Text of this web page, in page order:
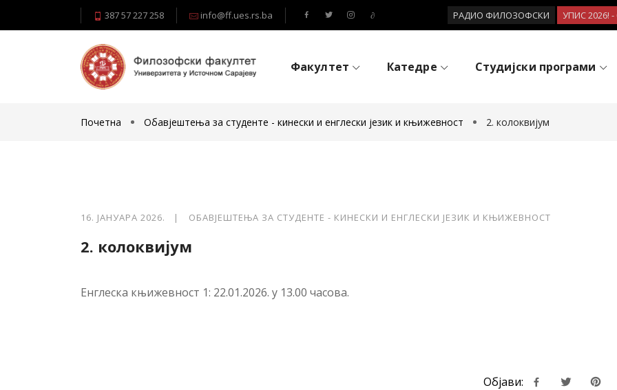
387 57 227 258 info@ff.ues.rs.ba РАДИО ФИЛОЗОФСКИ УПИС 2026!
Факултет Катедре Студијски програми
Почетна Обавјештења за студенте - кинески и енглески језик и књижевност 2. колоквијум
16. ЈАНУАРА 2026. | ОБАВЈЕШТЕЊА ЗА СТУДЕНТЕ - КИНЕСКИ И ЕНГЛЕСКИ ЈЕЗИК И КЊИЖЕВНОСТ
2. колоквијум
Енглеска књижевност 1: 22.01.2026. у 13.00 часова.
Објави: